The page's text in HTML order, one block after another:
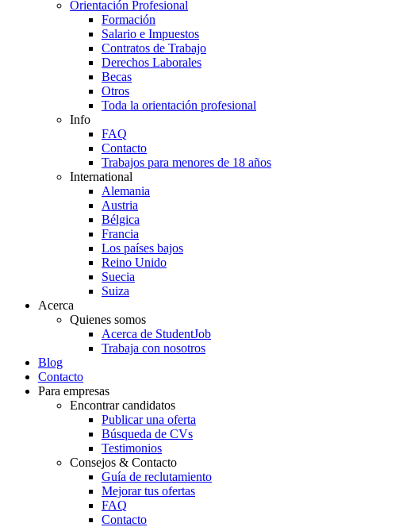
Orientación Profesional
Formación
Salario e Impuestos
Contratos de Trabajo
Derechos Laborales
Becas
Otros
Toda la orientación profesional
Info
FAQ
Contacto
Trabajos para menores de 18 años
International
Alemania
Austria
Bélgica
Francia
Los países bajos
Reino Unido
Suecia
Suiza
Acerca
Quienes somos
Acerca de StudentJob
Trabaja con nosotros
Blog
Contacto
Para empresas
Encontrar candidatos
Publicar una oferta
Búsqueda de CVs
Testimonios
Consejos & Contacto
Guía de reclutamiento
Mejorar tus ofertas
FAQ
Contacto